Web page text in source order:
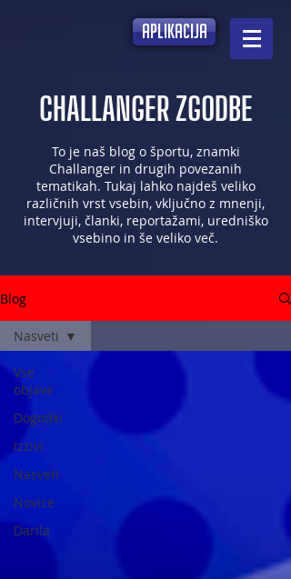
aplikacija
CHALLANGER ZGODBE
To je naš blog o športu, znamki
Challanger in drugih povezanih
tematikah. Tukaj lahko najdeš veliko
različnih vrst vsebin, vključno z mnenji,
intervjuji, članki, reportažami, uredniško
vsebino in še veliko več.
Blog
Vse
objave
Dogodki
Izzivi
Nasveti
Novice
Darila
Nasveti